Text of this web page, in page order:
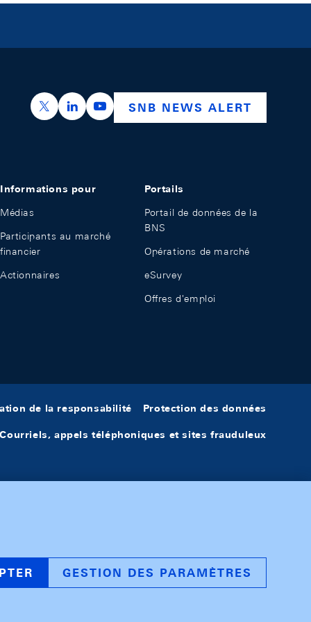
https://x.com/snb_bns
https://ch.linkedin.com/company/swiss-
https://www.youtube.com/
SNB NEWS ALERT
Informations pour
Médias
Participants au marché
financier
Actionnaires
Portails
Portail de données de la
BNS
Opérations de marché
eSurvey
Offres d'emploi
de la responsabilité Protection des données
Courriels, appels téléphoniques et sites frauduleux
GESTION DES PARAMÈTRES